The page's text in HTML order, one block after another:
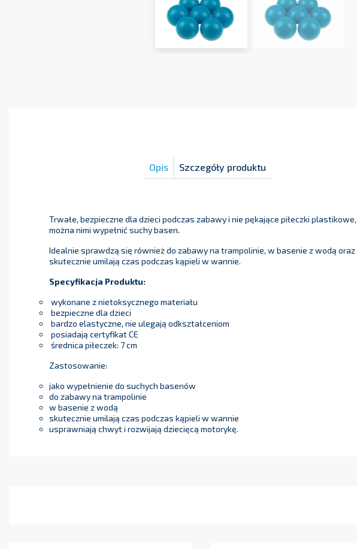
Opis Szczegóły produktu
Trwałe, bezpieczne dla dzieci podczas zabawy i nie pękające piłeczki plastikowe,
można nimi wypełnić suchy basen.
Idealnie sprawdzą się również do zabawy na trampolinie, w basenie z wodą oraz
skutecznie umilają czas podczas kąpieli w wannie.
Specyfikacja Produktu:
wykonane z nietoksycznego materiału
bezpieczne dla dzieci
bardzo elastyczne, nie ulegają odkształceniom
posiadają certyfikat CE
średnica piłeczek: 7 cm
Zastosowanie:
jako wypełnienie do suchych basenów
do zabawy na trampolinie
w basenie z wodą
skutecznie umilają czas podczas kąpieli w wannie
usprawniają chwyt i rozwijają dziecięcą motorykę.